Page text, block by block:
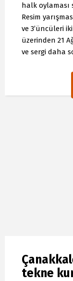
halk oylaması
Resim
ve 3’üncüleri
üzerinden 21
ve sergi daha
tekne